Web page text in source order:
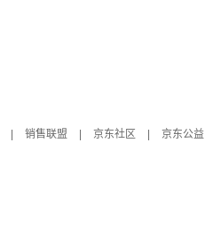
销售联盟 京东社区
京东公益